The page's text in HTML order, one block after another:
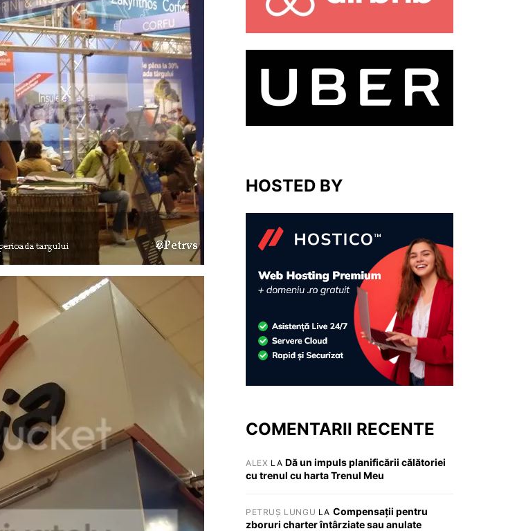
HOSTED BY
COMENTARII RECENTE
ALEX LA Dă un impuls planificării călătoriei
cu trenul cu harta Trenul Meu
PETRUȘ LUNGU LA Compensații pentru
zboruri charter întârziate sau anulate